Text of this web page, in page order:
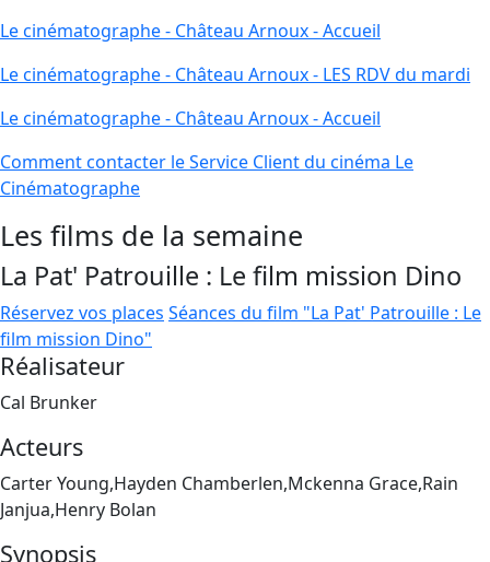
Le cinématographe - Château Arnoux - Accueil
Le cinématographe - Château Arnoux - LES RDV du mardi
Le cinématographe - Château Arnoux - Accueil
Comment contacter le Service Client du cinéma Le
Cinématographe
Les films de la semaine
La Pat' Patrouille : Le film mission Dino
Réservez vos places Séances du film "La Pat' Patrouille : Le
film mission Dino"
Réalisateur
Cal Brunker
Acteurs
Carter Young,Hayden Chamberlen,Mckenna Grace,Rain
Janjua,Henry Bolan
Synopsis